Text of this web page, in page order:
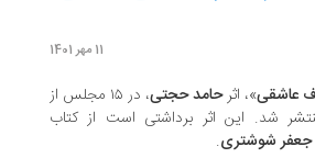
»، اثرحامد حجتی
، در ۱۵ مجلس از
این اثر برداشتی است از کتاب
.